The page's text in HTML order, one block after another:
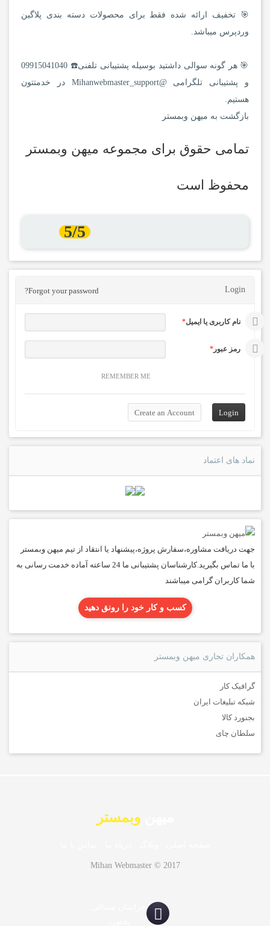
🎯 تخفیف ارائه شده فقط برای محصولات دسته بندی پلاگین
وردپرس میباشد.
🎯 هر گونه سوالی داشتید بوسیله پشتیبانی تلفنی☎️ 09915041040
و پشتیبانی تلگرامی @Mihanwebmaster_support در خدمتتون
هستیم.
بازگشت به میهن وبمستر
تمامی حقوق برای مجموعه میهن وبمستر
محفوظ است
5/5
Login
Forgot your password?
نام کاربری یا ایمیل*
رمز عبور *
REMEMBER ME
نماد های اعتماد
جهت دریافت مشاوره،سفارش پروژه،پیشنهاد یا انتقاد از تیم میهن وبمستر
با ما تماس بگیرید.کارشناسان پشتیبانی ما 24 ساعته آماده خدمت رسانی به
شما کاربران گرامی میباشند
کسب و کار خود را رونق دهید
همکاران تجاری میهن وبمستر
گرافیک کار
شبکه تبلیغات ایران
بجنورد کالا
سلطان چای
وبمستر
Mihan Webmaster © 2017